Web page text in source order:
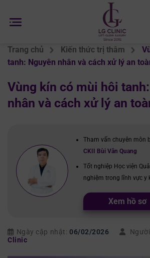
đến
Trang chủ Kiến thức trị thâm
tanh: Nguyên nhân và cách xử lý an
Vùng kín có mùi hôi
nhân và cách xử lý an
Tham vấn chuyên môn
CKII Bùi Văn Quang
Tốt nghiệp Học viện
nghiệm trong lĩnh vực y
Xem hồ sơ
Ngày cập nhật: 06/02/2026
Clinic